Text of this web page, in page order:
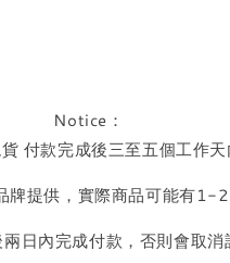
Notice：
付款完成後三至五個工作天
牌提供，實際商品可能有1-
日內完成付款，否則會取消